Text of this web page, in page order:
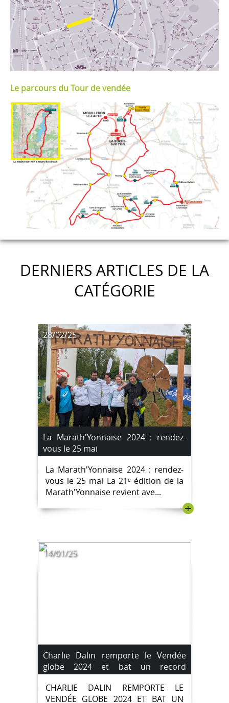
Le parcours du Tour de vendée
DERNIERS ARTICLES DE LA
CATÉGORIE
28/02/25
La Marath'Yonnaise 2024 : rendez-
vous le 25 mai
La Marath'Yonnaise 2024 : rendez-
vous le 25 mai La 21ᵉ édition de la
Marath'Yonnaise revient ave...
+
14/01/25
Charlie Dalin remporte le Vendée
globe 2024 et bat un record
historique.
CHARLIE DALIN REMPORTE LE
VENDÉE GLOBE 2024 ET BAT UN